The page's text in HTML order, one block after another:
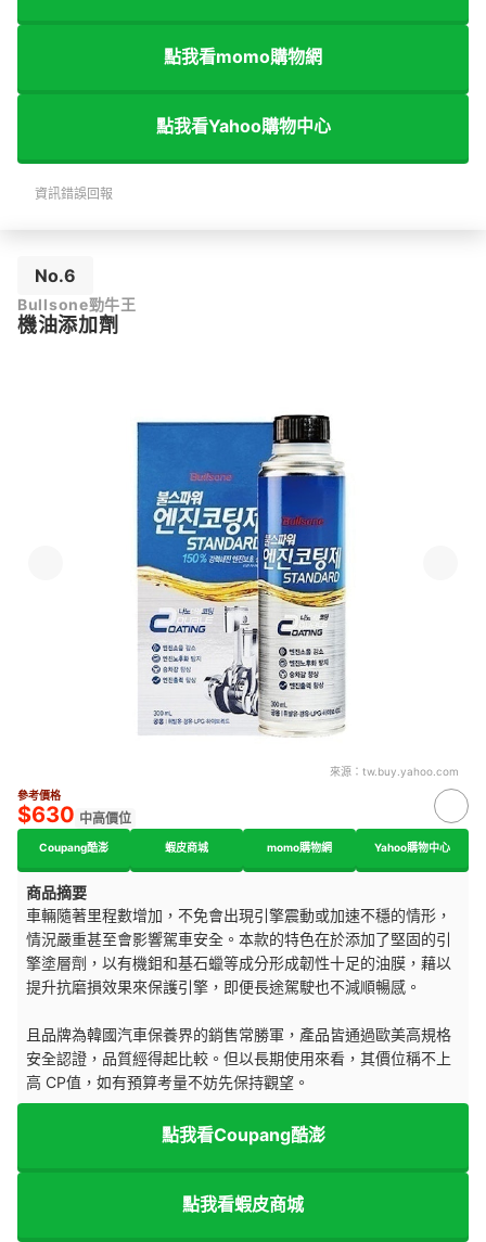
點我看momo購物網
點我看Yahoo購物中心
資訊錯誤回報
No.6
Bullsone勁牛王
機油添加劑
來源： tw.buy.yahoo.com
參考價格
$630 中高價位
Coupang酷澎 蝦皮商城 momo購物網 Yahoo購物中心
商品摘要
車輛隨著里程數增加，不免會出現引擎震動或加速不穩的情形，
情況嚴重甚至會影響駕車安全。本款的特色在於添加了堅固的引
擎塗層劑，以有機鉬和基石蠟等成分形成韌性十足的油膜，藉以
提升抗磨損效果來保護引擎，即便長途駕駛也不減順暢感。
且品牌為韓國汽車保養界的銷售常勝軍，產品皆通過歐美高規格
安全認證，品質經得起比較。但以長期使用來看，其價位稱不上
高 CP值，如有預算考量不妨先保持觀望。
點我看Coupang酷澎
點我看蝦皮商城